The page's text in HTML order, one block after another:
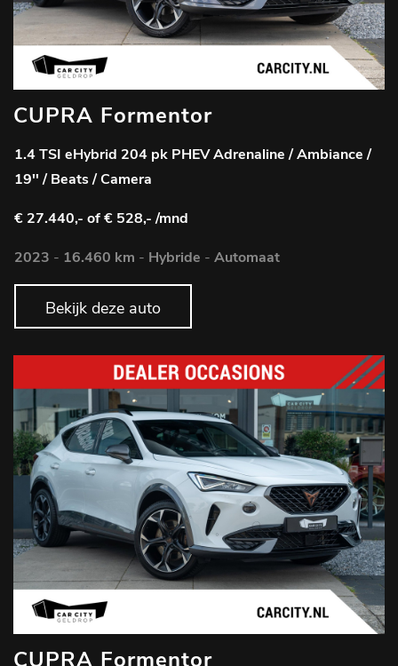
CUPRA Formentor
1.4 TSI eHybrid 204 pk PHEV Adrenaline / Ambiance /
19'' / Beats / Camera
€ 27.440,- of € 528,- /mnd
2023 - 16.460 km - Hybride - Automaat
Bekijk deze auto
CUPRA Formentor